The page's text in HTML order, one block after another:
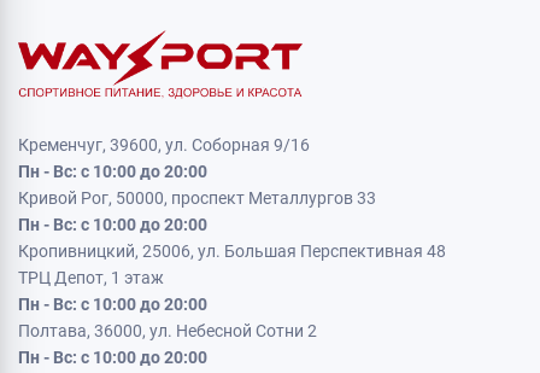
Кременчуг, 39600, ул. Соборная 9/16
Пн - Вс: с 10:00 до 20:00
Кривой Рог, 50000, проспект Металлургов 33
Пн - Вс: с 10:00 до 20:00
Кропивницкий, 25006, ул. Большая Перспективная 48
ТРЦ Депот, 1 этаж
Пн - Вс: с 10:00 до 20:00
Полтава, 36000, ул. Небесной Сотни 2
Пн - Вс: с 10:00 до 20:00